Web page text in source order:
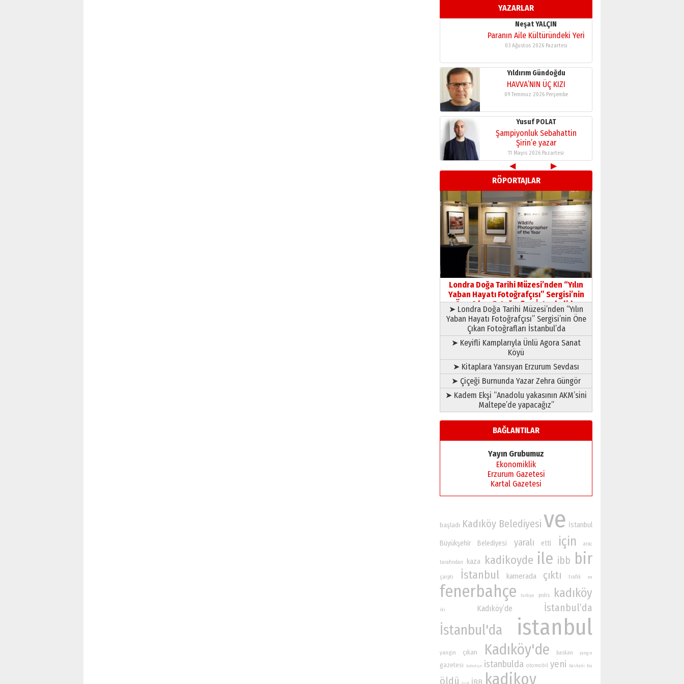
YAZARLAR
11 Mayıs 2026 Pazartesi
Neşat YALÇIN
Paranın Aile Kültüründeki Yeri
03 Ağustos 2026 Pazartesi
Yıldırım Gündoğdu
HAVVA’NIN ÜÇ KIZI
09 Temmuz 2026 Perşembe
Yusuf POLAT
Şampiyonluk Sebahattin
Şirin’e yazar
11 Mayıs 2026 Pazartesi
Neşat YALÇIN
Paranın Aile Kültüründeki Yeri
03 Ağustos 2026 Pazartesi
Yıldırım Gündoğdu
HAVVA’NIN ÜÇ KIZI
09 Temmuz 2026 Perşembe
Yusuf POLAT
Şampiyonluk Sebahattin
Şirin’e yazar
11 Mayıs 2026 Pazartesi
◀
▶
RÖPORTAJLAR
Londra Doğa Tarihi Müzesi’nden “Yılın
Yaban Hayatı Fotoğrafçısı” Sergisi’nin
Öne Çıkan Fotoğrafları İstanbul’da
➤ Londra Doğa Tarihi Müzesi’nden “Yılın
Yaban Hayatı Fotoğrafçısı” Sergisi’nin Öne
Çıkan Fotoğrafları İstanbul’da
➤ Keyifli Kamplarıyla Ünlü Agora Sanat
Köyü
➤ Kitaplara Yansıyan Erzurum Sevdası
➤ Çiçeği Burnunda Yazar Zehra Güngör
➤ Kadem Ekşi “Anadolu yakasının AKM’sini
Maltepe’de yapacağız”
BAĞLANTILAR
Yayın Grubumuz
Ekonomiklik
Erzurum Gazetesi
Kartal Gazetesi
başladı Kadıköy Belediyesi ve İstanbul
Büyükşehir Belediyesi yaralı etti için arac
tarafından kaza kadikoyde ile ibb bir
çarptı İstanbul kamerada çıktı trafik en
fenerbahçe turkiye polis kadıköy
iki Kadıköy’de İstanbul’da
İstanbul'da istanbul
yangin çıkan Kadıköy'de baskan yangın
gazetesi Belediye istanbulda otomobil yeni baskani bu
öldü İBB kadikoy